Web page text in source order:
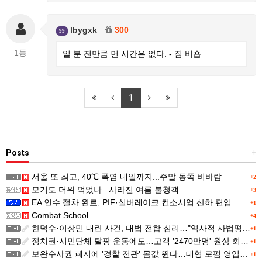
1등
99 lbygxk 300
일 분 전만큼 먼 시간은 없다. - 짐 비숍
1
+
Posts
+2
서울 또 최고, 40℃ 폭염 내일까지...주말 동쪽 비바람
+3
모기도 더위 먹었나...사라진 여름 불청객
+1
EA 인수 절차 완료, PIF·실버레이크 컨소시엄 산하 편입
+4
Combat School
+1
한덕수·이상민 내란 사건, 대법 전합 심리…"역사적 사법평가"(종합)
+1
정치권·시민단체 탈팡 운동에도…고객 '2470만명' 원상 회복, "고물가에 돌팡"
+1
보완수사권 폐지에 '경찰 전관' 몸값 뛴다…대형 로펌 영입전쟁